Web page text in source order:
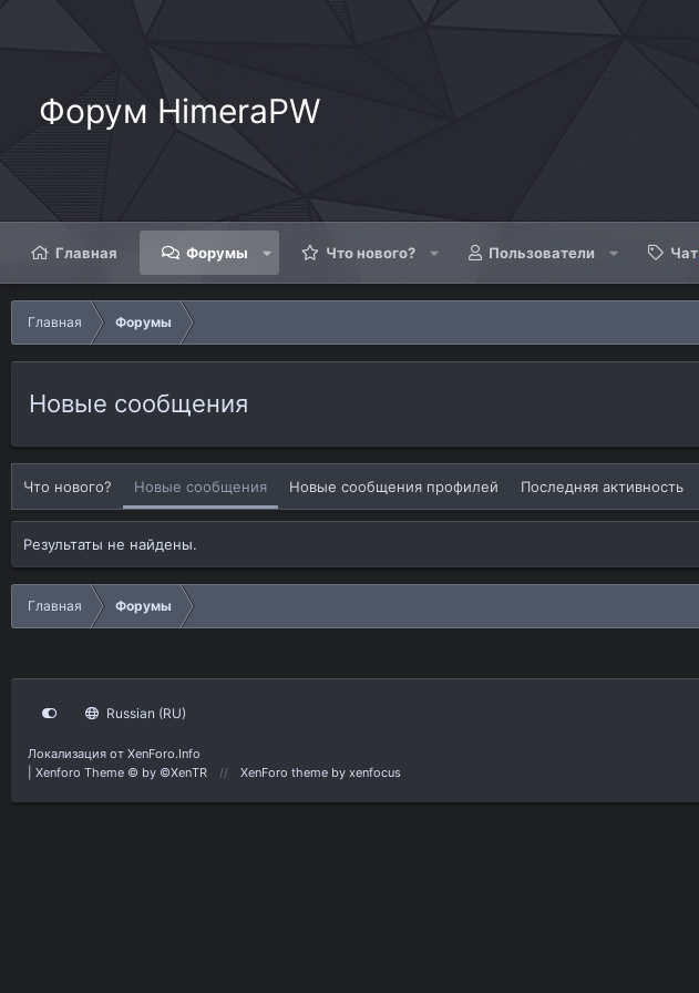
Форум HimeraPW
Главная Форумы Что нового? Пользователи Чат
Главная Форумы
Новые сообщения
Что нового? Новые сообщения Новые сообщения профилей Последняя активность
Результаты не найдены.
Главная Форумы
Russian (RU)
Локализация от XenForo.Info
Xenforo Theme © by ©XenTR XenForo theme by xenfocus